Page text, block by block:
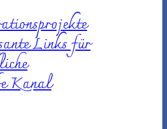
Links für
Kanal